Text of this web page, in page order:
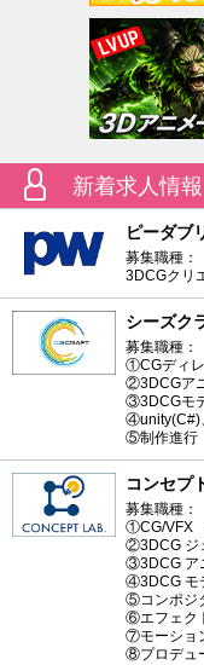
新着求人情報
ピーダブ
募集職種：
3DCGクリ
シーズク
募集職種：
①CGディ
②3DCGア
③3DCGモ
④unity(C#)
⑤制作進行
コンセプ
募集職種：
①CG/VFX
②3DCG ジ
③3DCG ア
④3DCG モ
⑤コンポジ
⑥エフェク
⑦モーショ
⑧プロデュ